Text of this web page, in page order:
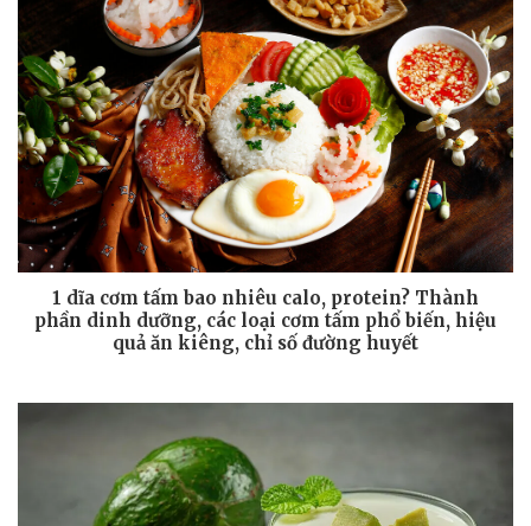
1 dĩa cơm tấm bao nhiêu calo, protein? Thành
phần dinh dưỡng, các loại cơm tấm phổ biến, hiệu
quả ăn kiêng, chỉ số đường huyết